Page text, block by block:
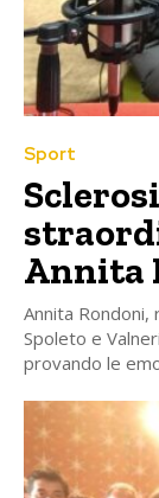
Sport
Annita
Annita Rondoni,
Spoleto e
provando le